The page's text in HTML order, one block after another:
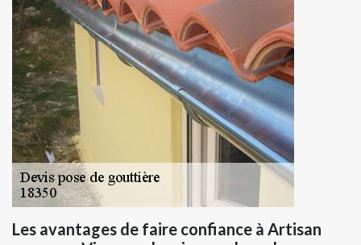
Les avantages de faire confiance à Artisan